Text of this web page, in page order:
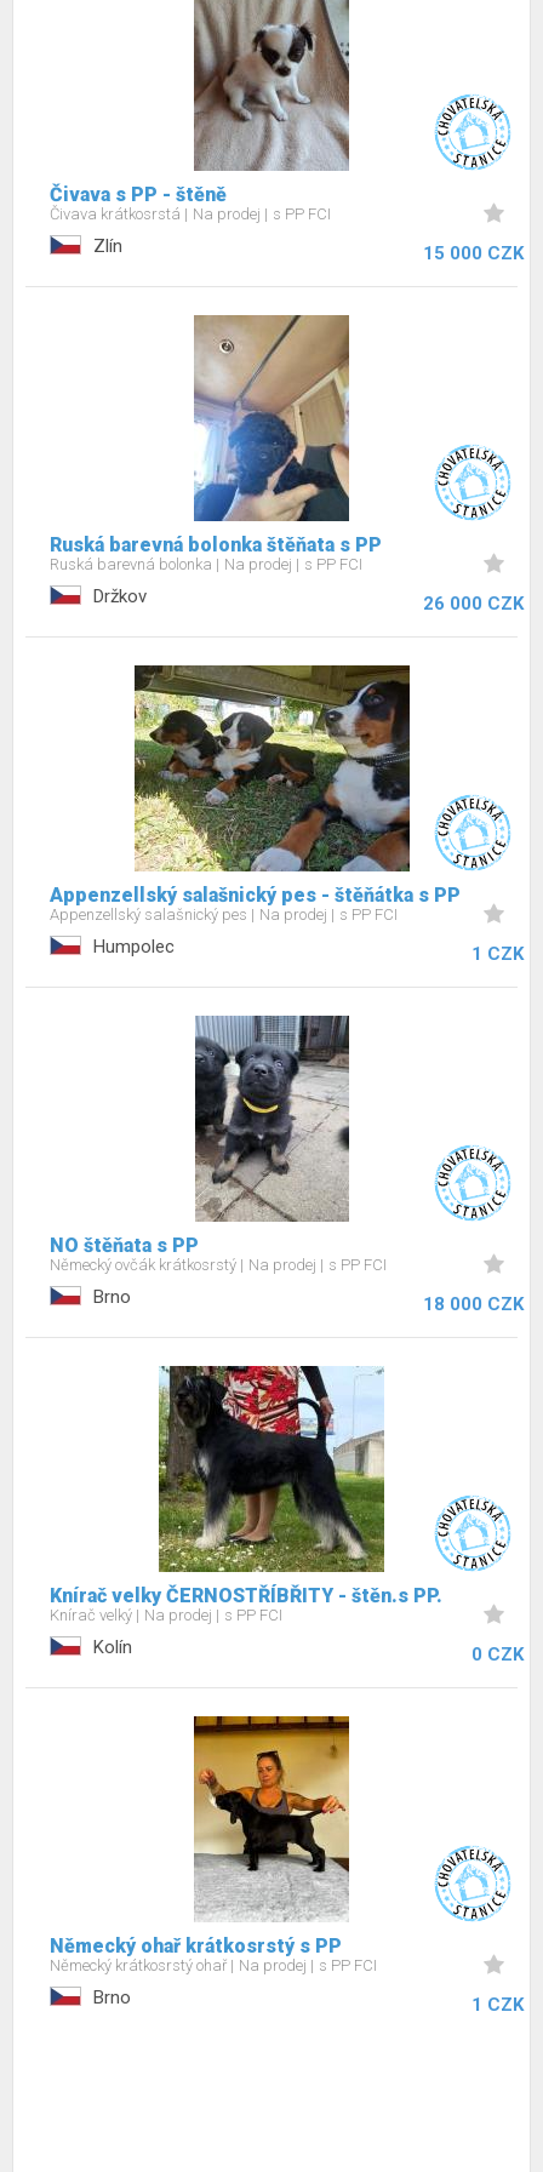
Čivava s PP - štěně
Čivava krátkosrstá Na prodej s PP FCI
Zlín 15 000 CZK
Ruská barevná bolonka štěňata s PP
Ruská barevná bolonka Na prodej s PP FCI
Držkov 26 000 CZK
Appenzellský salašnický pes - štěňátka s PP
Appenzellský salašnický pes Na prodej s PP FCI
Humpolec 1 CZK
NO štěňata s PP
Německý ovčák krátkosrstý Na prodej s PP FCI
Brno 18 000 CZK
Knírač velky ČERNOSTŘÍBŘITY - štěn.s PP.
Knírač velký Na prodej s PP FCI
Kolín 0 CZK
Německý ohař krátkosrstý s PP
Německý krátkosrstý ohař Na prodej s PP FCI
Brno 1 CZK